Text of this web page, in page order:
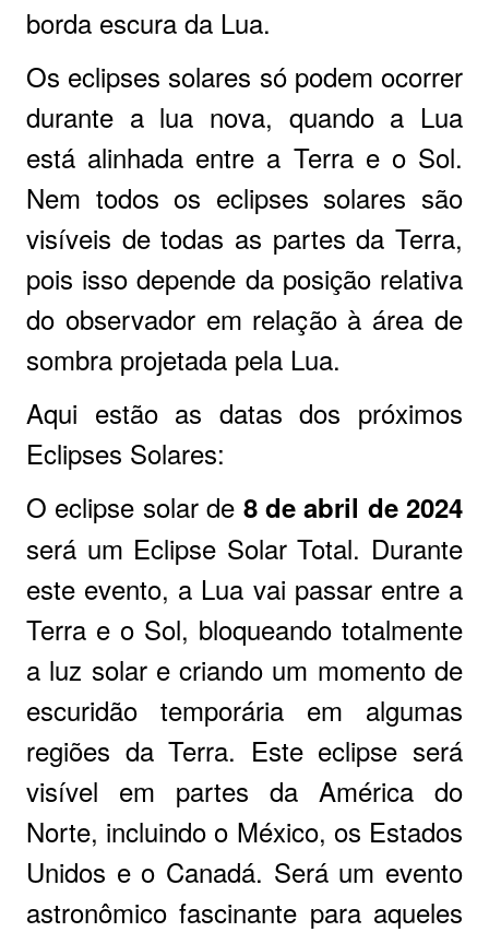
borda escura da Lua.
Os eclipses solares só podem ocorrer
durante a lua nova, quando a Lua
está alinhada entre a Terra e o Sol.
Nem todos os eclipses solares são
visíveis de todas as partes da Terra,
pois isso depende da posição relativa
do observador em relação à área de
sombra projetada pela Lua.
Aqui estão as datas dos próximos
Eclipses Solares:
O eclipse solar de 8 de abril de 2024
será um Eclipse Solar Total. Durante
este evento, a Lua vai passar entre a
Terra e o Sol, bloqueando totalmente
a luz solar e criando um momento de
escuridão temporária em algumas
regiões da Terra. Este eclipse será
visível em partes da América do
Norte, incluindo o México, os Estados
Unidos e o Canadá. Será um evento
astronômico fascinante para aqueles